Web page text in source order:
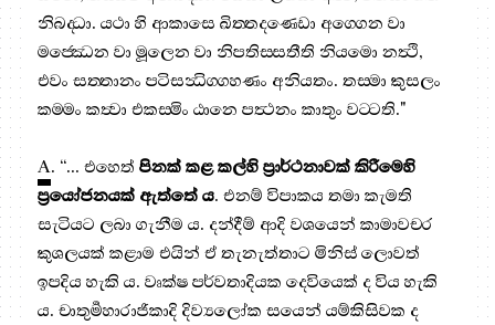
නිබද‍්ධා. යථා හි ආකාසෙ ඛිත‍්තදණ‍්ඩො අග‍්ගෙන වා
මජ‍්ඣෙන වා මූලෙන වා නිපතිස‍්සතීති නියමො නත්‍ථි,
එවං සත‍්තානං පටිසන්‍ධිග‍්ගහණං අනියතං. තස‍්මා කුසලං
කම‍්මං කත්‍වා එකස‍්මිං ඨානෙ පත්‍ථනං කාතුං වට‍්ටති."
A. “... එහෙත්පිනක් කළ කල්හි ප්‍රාර්ථනාවක් කිරීමෙහි
ප්‍රයෝජනයක් ඇත්තේ ය. එනම් විපාකය තමා කැමති
සැටියට ලබා ගැනීම ය. දන්දීම් ආදි වශයෙන් කාමාවචර
කුශලයක් කළාම එයින් ඒ තැනැත්තාට මිනිස් ලොවත්
ඉපදිය හැකි ය. වෘක්ෂ පර්වතාදියක දෙවියෙක් ද විය හැකි
ය. චාතුර්‍මහාරාජිකාදි දිව්‍යලෝක සයෙන් යම්කිසිවක ද